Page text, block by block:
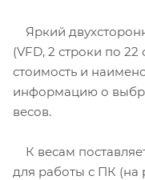
Яркий
(VFD, 2 строки по
стоимость и
информацию о
весов.
К весам
для работы с ПК (на